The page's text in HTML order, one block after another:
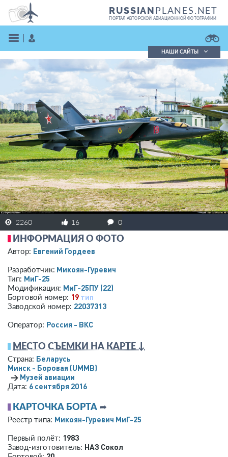
RUSSIANPLANES.NET
ПОРТАЛ АВТОРСКОЙ АВИАЦИОННОЙ ФОТОГРАФИИ
ВОЙТИ
ЗАРЕГИСТРИРОВАТЬСЯ
Поиск фотографий
Поиск в реестре
Кратко
Подробно
НАШИ САЙТЫ
2260 16 0
ИНФОРМАЦИЯ О ФОТО
Автор: Евгений Гордеев
Разработчик: Микоян-Гуревич
Тип: МиГ-25
Модификация: МиГ-25ПУ (22)
Бортовой номер: 19 тип
Заводской номер: 22037313
Оператор: Россия - ВКС
МЕСТО СЪЕМКИ НА КАРТЕ ↓
Страна: Беларусь
Минск - Боровая (UMMB)
→ Музей авиации
Дата: 6 сентября 2016
КАРТОЧКА БОРТА ➦
Реестр типа: Микоян-Гуревич МиГ-25
Первый полёт: 1983
Завод-изготовитель: НАЗ Сокол